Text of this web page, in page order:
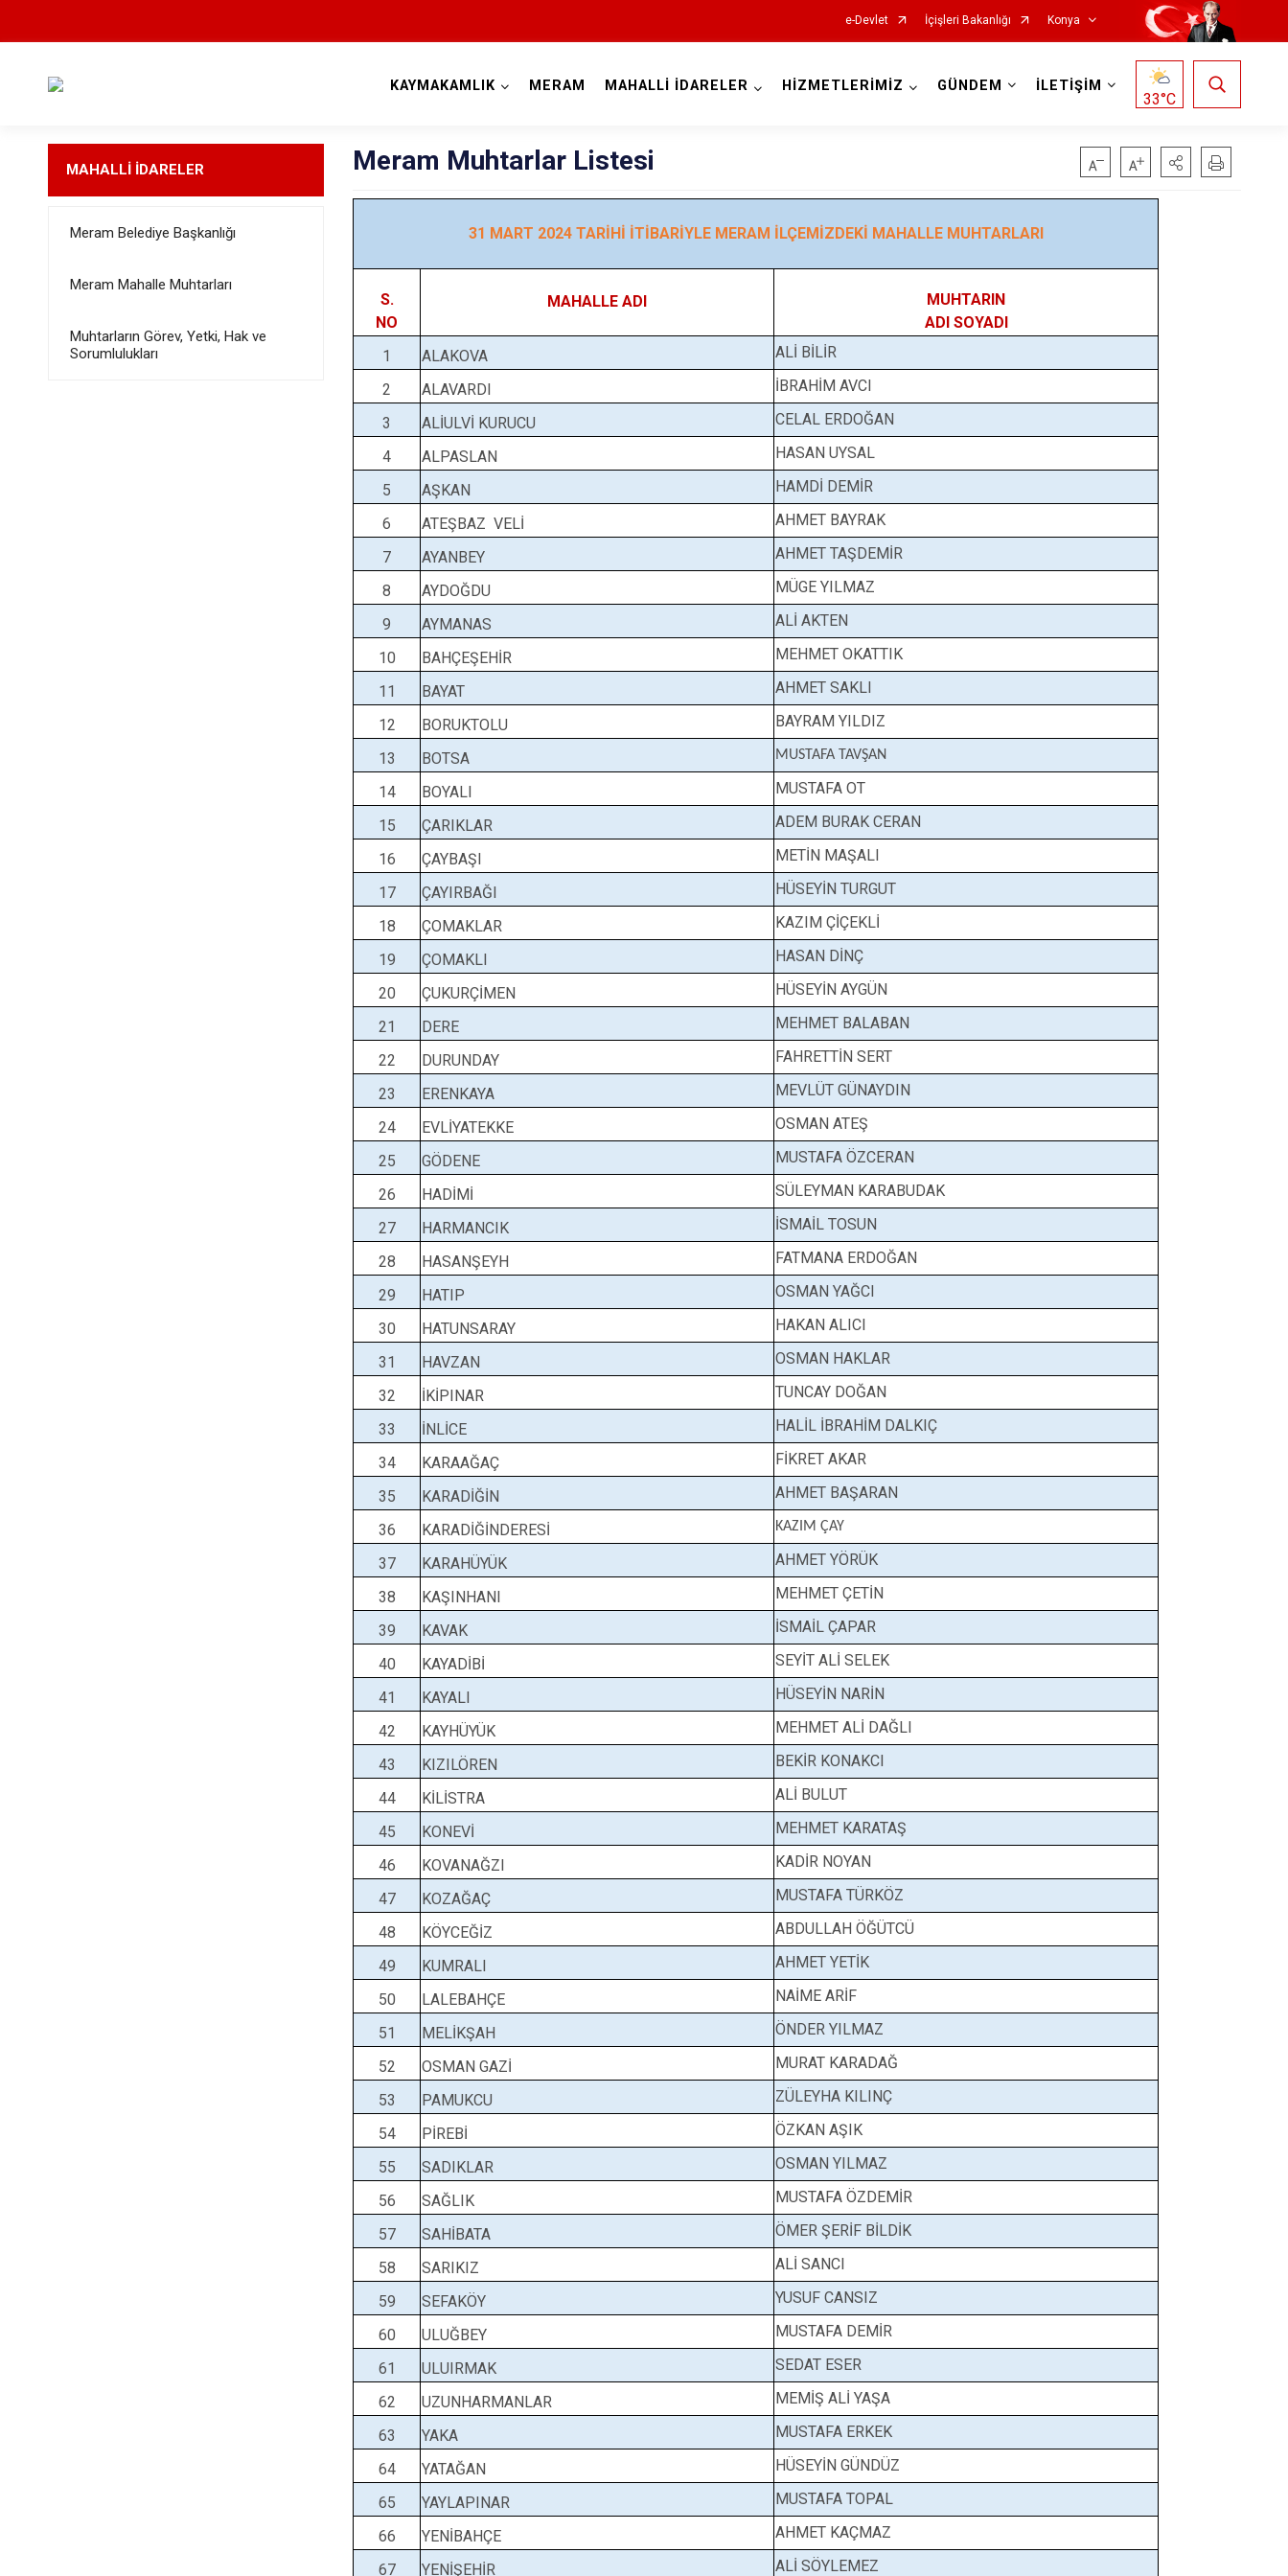
e-Devlet İçişleri Bakanlığı Konya
Ahırlı
Akören
Altınekin
Beyşehir
Bozkır
Çeltik
Cihanbeyli
Çumra
Derbent
Derebucak
Doğanhisar
Emirgazi
Ereğli
Güneysınır
Hadim
Halkapınar
Hüyük
Meram
Selçuklu
Seydişehir
Taşkent
Tuzlukçu
KAYMAKAMLIK MERAM MAHALLİ İDARELER HİZMETLERİMİZ GÜNDEM İLETİŞİM
33°C
MAHALLİ İDARELER
Meram Belediye Başkanlığı
Meram Mahalle Muhtarları
Muhtarların Görev, Yetki, Hak ve
Sorumlulukları
Meram Muhtarlar Listesi
31 MART 2024 TARİHİ İTİBARİYLE MERAM İLÇEMİZDEKİ MAHALLE MUHTARLARI
S.
NO
MAHALLE ADI
MUHTARIN
ADI SOYADI
1
ALAKOVA ALİ BİLİR
2 ALAVARDI İBRAHİM AVCI
3 ALİULVİ KURUCU CELAL ERDOĞAN
4 ALPASLAN HASAN UYSAL
5 AŞKAN HAMDİ DEMİR
6 ATEŞBAZ VELİ AHMET BAYRAK
7 AYANBEY AHMET TAŞDEMİR
8 AYDOĞDU MÜGE YILMAZ
9 AYMANAS ALİ AKTEN
10 BAHÇEŞEHİR MEHMET OKATTIK
11 BAYAT AHMET SAKLI
12 BORUKTOLU BAYRAM YILDIZ
13 BOTSA MUSTAFA TAVŞAN
14 BOYALI MUSTAFA OT
15 ÇARIKLAR ADEM BURAK CERAN
16 ÇAYBAŞI METİN MAŞALI
17 ÇAYIRBAĞI HÜSEYİN TURGUT
18 ÇOMAKLAR KAZIM ÇİÇEKLİ
19 ÇOMAKLI HASAN DİNÇ
20 ÇUKURÇİMEN HÜSEYİN AYGÜN
21 DERE MEHMET BALABAN
22 DURUNDAY FAHRETTİN SERT
23 ERENKAYA MEVLÜT GÜNAYDIN
24 EVLİYATEKKE OSMAN ATEŞ
25 GÖDENE MUSTAFA ÖZCERAN
26 HADİMİ SÜLEYMAN KARABUDAK
27 HARMANCIK İSMAİL TOSUN
28 HASANŞEYH FATMANA ERDOĞAN
29 HATIP OSMAN YAĞCI
30 HATUNSARAY HAKAN ALICI
31 HAVZAN OSMAN HAKLAR
32 İKİPINAR TUNCAY DOĞAN
33 İNLİCE HALİL İBRAHİM DALKIÇ
34 KARAAĞAÇ FİKRET AKAR
35 KARADİĞİN AHMET BAŞARAN
36 KARADİĞİNDERESİ KAZIM ÇAY
37 KARAHÜYÜK AHMET YÖRÜK
38 KAŞINHANI MEHMET ÇETİN
39 KAVAK İSMAİL ÇAPAR
40 KAYADİBİ SEYİT ALİ SELEK
41 KAYALI HÜSEYİN NARİN
42 KAYHÜYÜK MEHMET ALİ DAĞLI
43 KIZILÖREN BEKİR KONAKCI
44 KİLİSTRA ALİ BULUT
45 KONEVİ MEHMET KARATAŞ
46 KOVANAĞZI KADİR NOYAN
47 KOZAĞAÇ MUSTAFA TÜRKÖZ
48 KÖYCEĞİZ ABDULLAH ÖĞÜTCÜ
49 KUMRALI AHMET YETİK
50 LALEBAHÇE NAİME ARİF
51 MELİKŞAH ÖNDER YILMAZ
52 OSMAN GAZİ MURAT KARADAĞ
53 PAMUKCU ZÜLEYHA KILINÇ
54 PİREBİ ÖZKAN AŞIK
55 SADIKLAR OSMAN YILMAZ
56 SAĞLIK MUSTAFA ÖZDEMİR
57 SAHİBATA ÖMER ŞERİF BİLDİK
58 SARIKIZ ALİ SANCI
59 SEFAKÖY YUSUF CANSIZ
60 ULUĞBEY MUSTAFA DEMİR
61 ULUIRMAK SEDAT ESER
62 UZUNHARMANLAR MEMİŞ ALİ YAŞA
63 YAKA MUSTAFA ERKEK
64 YATAĞAN HÜSEYİN GÜNDÜZ
65 YAYLAPINAR MUSTAFA TOPAL
66 YENİBAHÇE AHMET KAÇMAZ
67 YENİŞEHİR ALİ SÖYLEMEZ